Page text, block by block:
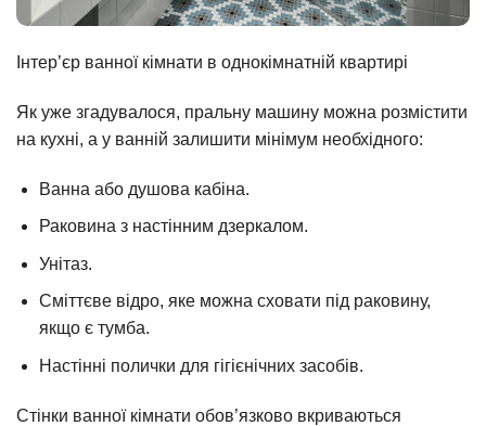
Інтер’єр ванної кімнати в однокімнатній квартирі
Як уже згадувалося, пральну машину можна розмістити
на кухні, а у ванній залишити мінімум необхідного:
Ванна або душова кабіна.
Раковина з настінним дзеркалом.
Унітаз.
Сміттєве відро, яке можна сховати під раковину,
якщо є тумба.
Настінні полички для гігієнічних засобів.
Стінки ванної кімнати обов’язково вкриваються